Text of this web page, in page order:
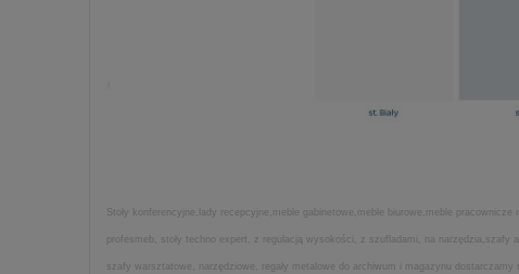
Stoły konferencyjne,lady recepcyjne,meble gabinetowe,meble biurowe,meble
profesmeb, stoły techno expert, z regulacją wysokości, z szufladami, na
szafy warsztatowe, narzędziowe, regały metalowe do archiwum i magazynu